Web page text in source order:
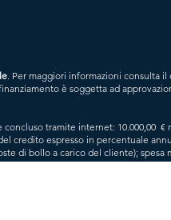
. Per maggiori informazioni consulta
è soggetta ad
tramite internet: 10.000,00
credito espresso in percentuale
di bollo a carico del cliente);
se previsti, pari a 1,5%